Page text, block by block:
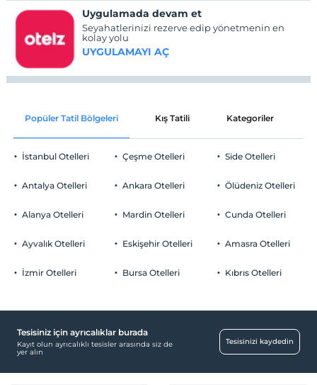
Uygulamada devam et
Seyahatlerinizi rezerve edip yönetmenin en
kolay yolu
UYGULAMAYI AÇ
Popüler Tatil Bölgeleri Kış Tatili Kategoriler
İstanbul Otelleri
Antalya Otelleri
Alanya Otelleri
Ayvalık Otelleri
İzmir Otelleri
Çeşme Otelleri
Ankara Otelleri
Mardin Otelleri
Eskişehir Otelleri
Bursa Otelleri
Side Otelleri
Ölüdeniz Otelleri
Cunda Otelleri
Amasra Otelleri
Kıbrıs Otelleri
Tesisiniz için ayrıcalıklar burada
Kayıt olun ayrıcalıklı tesisler arasında siz de
yer alın
Tesisinizi kaydedin